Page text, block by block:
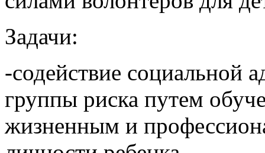
Задачи:
-содействие социальной
группы риска путем
жизненным и